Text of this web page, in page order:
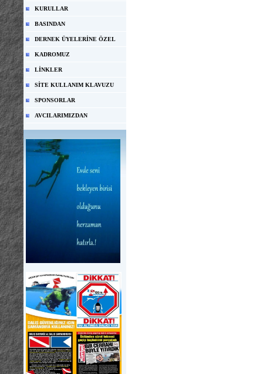
KURULLAR
BASINDAN
DERNEK ÜYELERİNE ÖZEL
KADROMUZ
LİNKLER
SİTE KULLANIM KLAVUZU
SPONSORLAR
AVCILARIMIZDAN